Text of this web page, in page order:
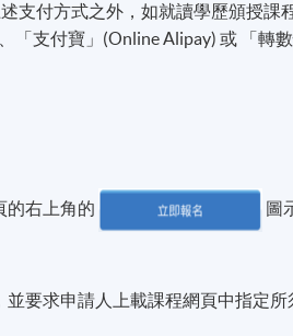
支付方式之外，如就讀學歷頒授
「支付寶」(Online Alipay) 或 「轉數
的右上角的
圖
要求申請人上載課程網頁中指定所